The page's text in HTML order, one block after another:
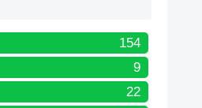
154
9
22